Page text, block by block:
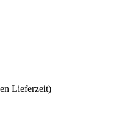
Lieferzeit)